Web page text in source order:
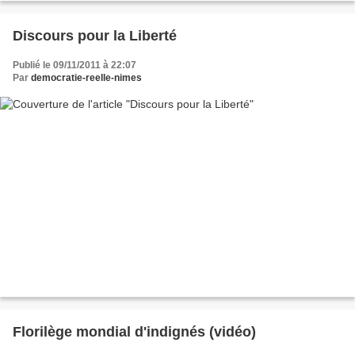
Discours pour la Liberté
Publié le 09/11/2011 à 22:07
Par democratie-reelle-nimes
Florilège mondial d'indignés (vidéo)